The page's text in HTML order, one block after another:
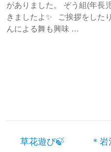
がありました。 ぞう組(年長
きましたよ✨ ご挨拶をした
んによる舞も興味 …
草花遊び🍃 ＊岩沼